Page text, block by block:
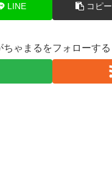
LINE コピー
ちゃまるをフォローする